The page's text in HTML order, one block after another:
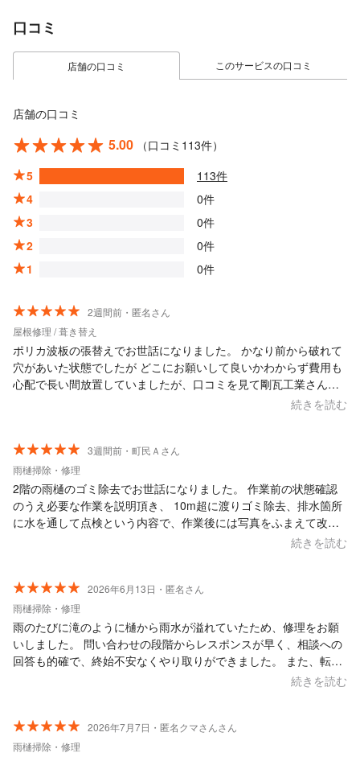
口コミ
店舗の口コミ このサービスの口コミ
店舗の口コミ
5.00
（口コミ113件）
5
113件
4
0件
3
0件
2
0件
1
0件
2週間前・匿名さん
屋根修理 / 葺き替え
ポリカ波板の張替えでお世話になりました。 かなり前から破れて
穴があいた状態でしたが どこにお願いして良いかわからず費用も
心配で長い間放置していましたが、口コミを見て剛瓦工業さんに
お願いしました。 見積りからとても丁寧な対応で安心してお願い
いしたいです。 本当にありがとうございました！
続きを読む
3週間前・町民Ａさん
雨樋掃除・修理
2階の雨樋のゴミ除去でお世話になりました。 作業前の状態確認
のうえ必要な作業を説明頂き、 10m超に渡りゴミ除去、排水箇所
に水を通して点検という内容で、作業後には写真をふまえて改善
箇所を見せて頂いたので、大変安心できました。 暑い中の作業あ
続きを読む
2026年6月13日・匿名さん
雨樋掃除・修理
雨のたびに滝のように樋から雨水が溢れていたため、修理をお願
いしました。 問い合わせの段階からレスポンスが早く、相談への
回答も的確で、終始不安なくやり取りができました。 また、転居
予定があるため「最低限の処置で」とお願いしたところ、こちら
した。 ありがとうございました。
続きを読む
2026年7月7日・匿名クマさんさん
雨樋掃除・修理